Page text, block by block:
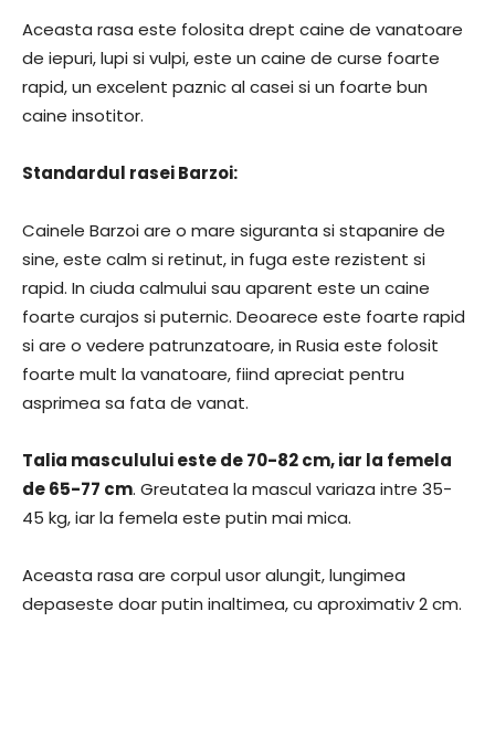
Aceasta rasa este folosita drept caine de vanatoare
de iepuri, lupi si vulpi, este un caine de curse foarte
rapid, un excelent paznic al casei si un foarte bun
caine insotitor.
Standardul rasei Barzoi:
Cainele Barzoi are o mare siguranta si stapanire de
sine, este calm si retinut, in fuga este rezistent si
rapid. In ciuda calmului sau aparent este un caine
foarte curajos si puternic. Deoarece este foarte rapid
si are o vedere patrunzatoare, in Rusia este folosit
foarte mult la vanatoare, fiind apreciat pentru
asprimea sa fata de vanat.
Talia masculului este de 70-82 cm, iar la femela
de 65-77 cm. Greutatea la mascul variaza intre 35-
45 kg, iar la femela este putin mai mica.
Aceasta rasa are corpul usor alungit, lungimea
depaseste doar putin inaltimea, cu aproximativ 2 cm.